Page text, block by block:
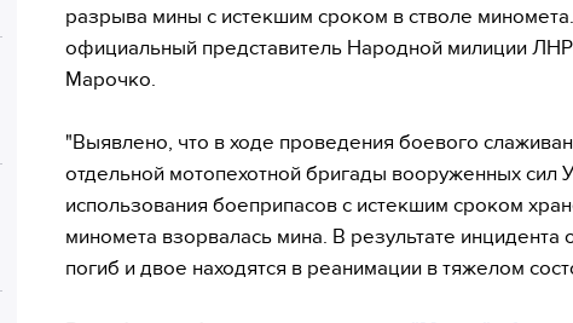
разрыва мины с истекшим сроком в стволе
официальный представитель Народной милиции
Марочко.
"Выявлено, что в ходе проведения боевого
отдельной мотопехотной бригады вооруженных сил
использования боеприпасов с истекшим сроком
миномета взорвалась мина. В результате
погиб и двое находятся в реанимации в тяжелом